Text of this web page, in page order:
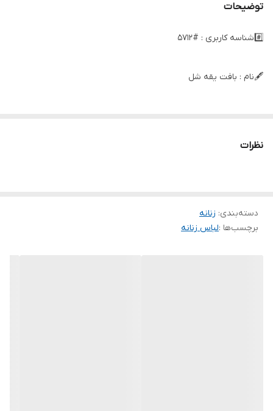
توضیحات
#️⃣شناسه کاربری : #5712
🖋نام : بافت یقه شل
🌈رنگ بندی : قرمز , کرم , مشکی , طوسی , خردلی , ذغالی , کله-غازی
💰قیمت : 215,000 تومان
نظرات
دسته‌بندی: زنانه
برچسب‌ها :لباس زنانه